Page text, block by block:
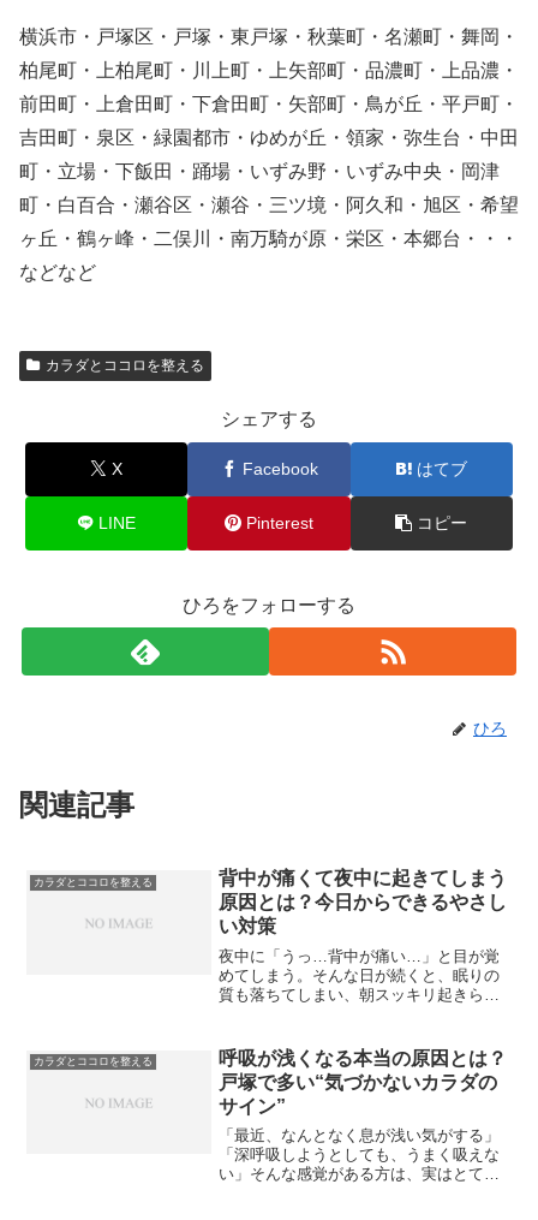
横浜市・戸塚区・戸塚・東戸塚・秋葉町・名瀬町・舞岡・
柏尾町・上柏尾町・川上町・上矢部町・品濃町・上品濃・
前田町・上倉田町・下倉田町・矢部町・鳥が丘・平戸町・
吉田町・泉区・緑園都市・ゆめが丘・領家・弥生台・中田
町・立場・下飯田・踊場・いずみ野・いずみ中央・岡津
町・白百合・瀬谷区・瀬谷・三ツ境・阿久和・旭区・希望
ヶ丘・鶴ヶ峰・二俣川・南万騎が原・栄区・本郷台・・・
などなど
カラダとココロを整える
シェアする
X Facebook はてブ
LINE Pinterest コピー
ひろをフォローする
ひろ
関連記事
カラダとココロを整える
背中が痛くて夜中に起きてしまう
原因とは？今日からできるやさし
い対策
夜中に「うっ…背中が痛い…」と目が覚
めてしまう。そんな日が続くと、眠りの
質も落ちてしまい、朝スッキリ起きられ
けでなくココロの疲れにもつながってし
まいます。今回は、背中が...
カラダとココロを整える
呼吸が浅くなる本当の原因とは？
戸塚で多い“気づかないカラダの
サイン”
「最近、なんとなく息が浅い気がする」
「深呼吸しようとしても、うまく吸えな
い」そんな感覚がある方は、実はとても